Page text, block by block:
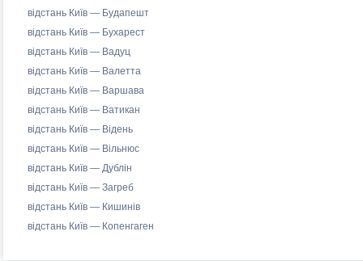
відстань Київ — Будапешт
відстань Київ — Бухарест
відстань Київ — Вадуц
відстань Київ — Валетта
відстань Київ — Варшава
відстань Київ — Ватикан
відстань Київ — Відень
відстань Київ — Вільнюс
відстань Київ — Дублін
відстань Київ — Загреб
відстань Київ — Кишинів
відстань Київ — Копенгаген